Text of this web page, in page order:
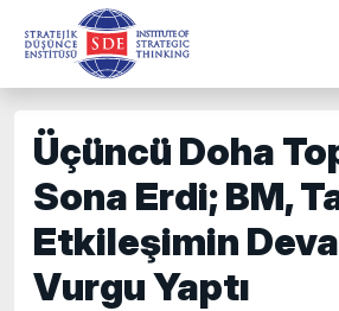
Üçüncü Doha
Sona Erdi; BM,
Etkileşimin
Vurgu Yaptı